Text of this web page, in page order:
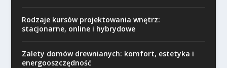
Rodzaje kursów projektowania wnętrz:
stacjonarne, online i hybrydowe
Zalety domów drewnianych: komfort, estetyka i
energooszczędność